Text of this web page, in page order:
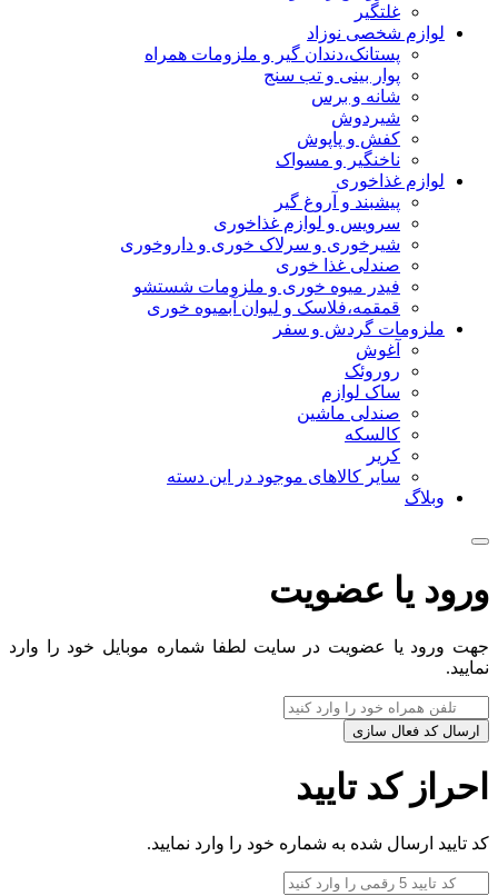
غلتگیر
لوازم شخصی نوزاد
پستانک،دندان گیر و ملزومات همراه
پوار بینی و تب سنج
شانه و برس
شیردوش
کفش و پاپوش
ناخنگیر و مسواک
لوازم غذاخوری
پیشبند و آروغ گیر
سرویس و لوازم غذاخوری
شیرخوری و سرلاک خوری و داروخوری
صندلی غذا خوری
فیدر میوه خوری و ملزومات شستشو
قمقمه،فلاسک و لیوان آبمیوه خوری
ملزومات گردش و سفر
آغوش
روروئک
ساک لوازم
صندلی ماشین
کالسکه
کریر
سایر کالاهای موجود در این دسته
وبلاگ
ورود یا عضویت
جهت ورود یا عضویت در سایت لطفا شماره موبایل خود را وارد
نمایید.
ارسال کد فعال سازی
احراز کد تایید
کد تایید ارسال شده به شماره خود را وارد نمایید.